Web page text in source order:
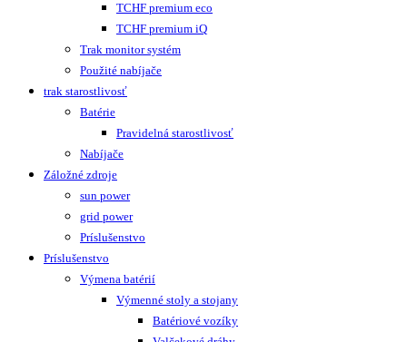
TCHF premium eco
TCHF premium iQ
Trak monitor systém
Použité nabíjače
trak starostlivosť
Batérie
Pravidelná starostlivosť
Nabíjače
Záložné zdroje
sun power
grid power
Príslušenstvo
Príslušenstvo
Výmena batérií
Výmenné stoly a stojany
Batériové vozíky